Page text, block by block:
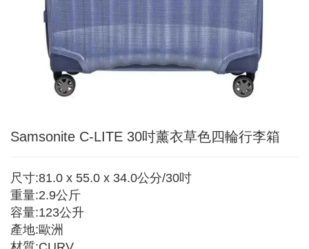
Samsonite C-LITE 30吋薰衣草色四輪行李箱
尺寸:81.0 x 55.0 x 34.0公分/30吋
重量:2.9公斤
容量:123公升
產地:歐洲